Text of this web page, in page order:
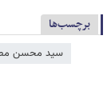
برچسب‌ها
سید محسن